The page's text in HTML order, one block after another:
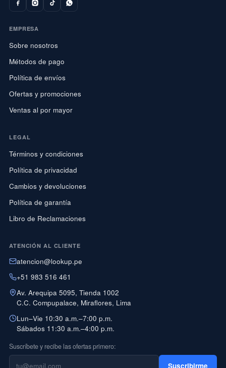
EMPRESA
Sobre nosotros
Métodos de pago
Política de envíos
Ofertas y promociones
Ventas al por mayor
LEGAL
Términos y condiciones
Política de privacidad
Cambios y devoluciones
Política de garantía
Libro de Reclamaciones
ATENCIÓN AL CLIENTE
atencion@lookup.pe
+51 983 516 461
Av. Arequipa 5095, Tienda 1002
C.C. Compupalace, Miraflores, Lima
Lun–Vie 10:30 a.m.–7:00 p.m.
Sábados 11:30 a.m.–4:00 p.m.
Suscríbete y recibe las ofertas primero:
Suscribirme